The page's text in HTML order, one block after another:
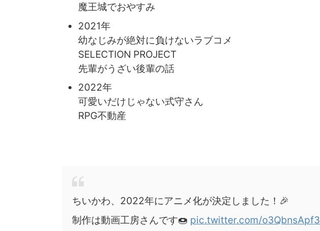
魔王城でおやすみ
2021年
幼なじみが絶対に負けないラブコメ
SELECTION PROJECT
先輩がうざい後輩の話
2022年
可愛いだけじゃない式守さん
RPG不動産
ちいかわ、2022年にアニメ化が決定しました！🎉
制作は動画工房さんです🍩 pic.twitter.com/o3QbnsApf3